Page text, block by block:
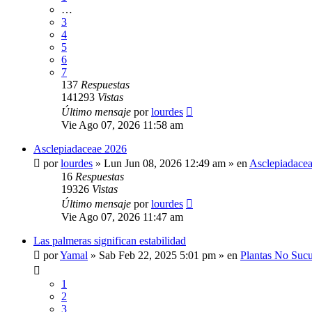
…
3
4
5
6
7
137 Respuestas
141293 Vistas
Último mensaje porlourdes
Vie Ago 07, 2026 11:58 am
Asclepiadaceae 2026
porlourdes » Lun Jun 08, 2026 12:49 am » en
16 Respuestas
19326 Vistas
Último mensaje porlourdes
Vie Ago 07, 2026 11:47 am
Las palmeras significan estabilidad
porYamal » Sab Feb 22, 2025 5:01 pm » en Plantas No
1
2
3